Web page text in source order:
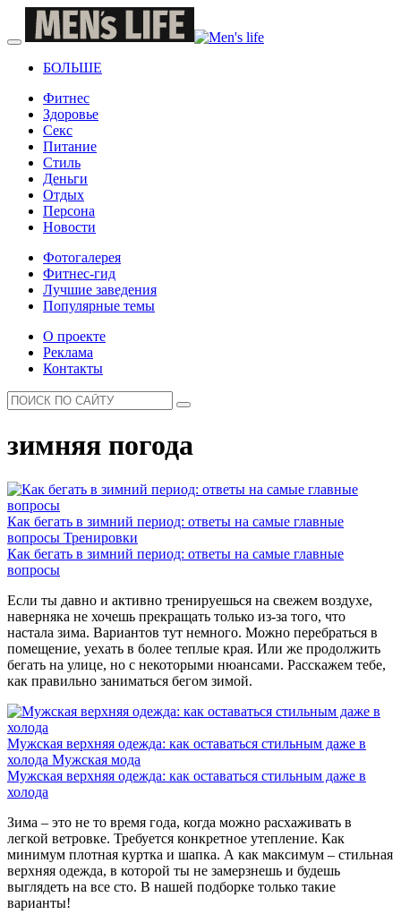
БОЛЬШЕ
Фитнес
Здоровье
Секс
Питание
Стиль
Деньги
Отдых
Персона
Новости
Фотогалерея
Фитнес-гид
Лучшие заведения
Популярные темы
О проекте
Реклама
Контакты
зимняя погода
Как бегать в зимний период: ответы на самые главные
вопросы Тренировки
Как бегать в зимний период: ответы на самые главные
вопросы
Если ты давно и активно тренируешься на свежем воздухе,
наверняка не хочешь прекращать только из-за того, что
настала зима. Вариантов тут немного. Можно перебраться в
помещение, уехать в более теплые края. Или же продолжить
бегать на улице, но с некоторыми нюансами. Расскажем тебе,
как правильно заниматься бегом зимой.
Мужская верхняя одежда: как оставаться стильным даже в
холода Мужская мода
Мужская верхняя одежда: как оставаться стильным даже в
холода
Зима – это не то время года, когда можно расхаживать в
легкой ветровке. Требуется конкретное утепление. Как
минимум плотная куртка и шапка. А как максимум – стильная
верхняя одежда, в которой ты не замерзнешь и будешь
выглядеть на все сто. В нашей подборке только такие
варианты!